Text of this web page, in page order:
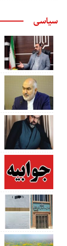
سیاسی